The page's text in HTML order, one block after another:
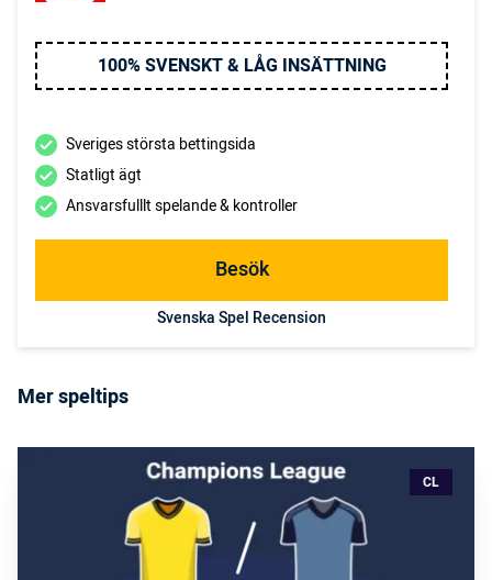
100% SVENSKT & LÅG INSÄTTNING
Sveriges största bettingsida
Statligt ägt
Ansvarsfulllt spelande & kontroller
Besök
Svenska Spel Recension
Mer speltips
CL